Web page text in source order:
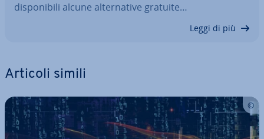
di­spo­ni­bi­li alcune al­ter­na­ti­ve gratuite…
Leggi di più
Articoli simili